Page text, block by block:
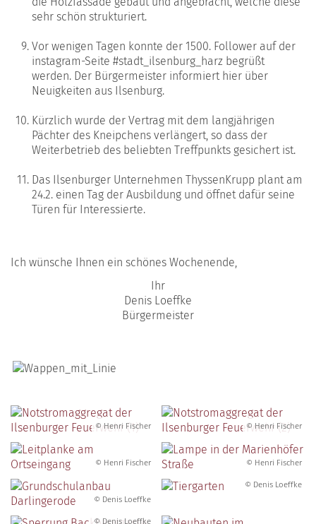
sehr schön strukturiert.
Vor wenigen Tagen konnte der 1500. Follower auf der
instagram-Seite #stadt_ilsenburg_harz begrüßt
werden. Der Bürgermeister informiert hier über
Neuigkeiten aus Ilsenburg.
Kürzlich wurde der Vertrag mit dem langjährigen
Pächter des Kneipchens verlängert, so dass der
Weiterbetrieb des beliebten Treffpunkts gesichert ist.
Das Ilsenburger Unternehmen ThyssenKrupp plant am
24.2. einen Tag der Ausbildung und öffnet dafür seine
Türen für Interessierte.
Ich wünsche Ihnen ein schönes Wochenende,
Ihr
Denis Loeffke
Bürgermeister
© Henri Fischer © Henri Fischer
© Henri Fischer © Henri Fischer
© Denis Loeffke
© Denis Loeffke
© Denis Loeffke